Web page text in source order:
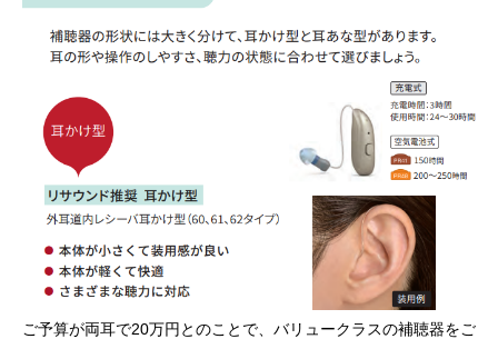
ご予算が両耳で20万円とのことで、バリュークラスの補聴器をご